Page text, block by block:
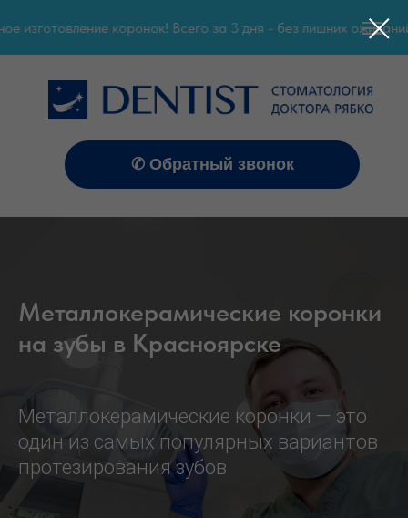
коронок! Всего за 3 дня - без лишних ожиданий!
✆ Обратный звонок
Металлокерамические коронки
на зубы в Красноярске
Металлокерамические коронки — это
один из самых популярных вариантов
протезирования зубов